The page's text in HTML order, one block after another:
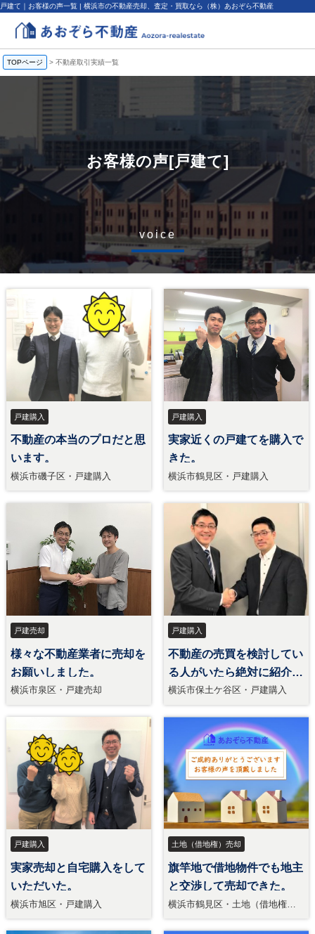
戸建て｜お客様の声一覧 | 横浜市の不動産売却、査定・買取なら（株）あおぞら不動産
TOPページ > 不動産取引実績一覧
お客様の声[戸建て]
voice
戸建購入
不動産の本当のプロだと思
います。
横浜市磯子区・戸建購入
戸建購入
実家近くの戸建てを購入で
きた。
横浜市鶴見区・戸建購入
戸建売却
様々な不動産業者に売却を
お願いしました。
横浜市泉区・戸建売却
戸建購入
不動産の売買を検討してい
る人がいたら絶対に紹介し
ます。
横浜市保土ケ谷区・戸建購入
戸建購入
実家売却と自宅購入をして
いただいた。
横浜市旭区・戸建購入
土地（借地権）売却
旗竿地で借地物件でも地主
と交渉して売却できた。
横浜市鶴見区・土地（借地権）